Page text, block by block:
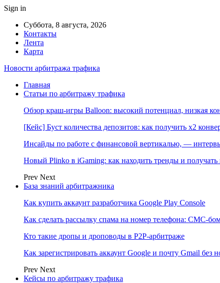
Sign in
Суббота, 8 августа, 2026
Контакты
Лента
Карта
Новости арбитража трафика
Главная
Статьи по арбитражу трафика
Обзор краш-игры Balloon: высокий потенциал, низкая
[Кейс] Буст количества депозитов: как получить х2
Инсайды по работе с финансовой вертикалью, —
Новый Plinko в iGaming: как находить тренды и
Prev Next
База знаний арбитражника
Как купить аккаунт разработчика Google Play Console
Как сделать рассылку спама на номер телефона: СМС-
Кто такие дропы и дроповоды в P2P-арбитраже
Как зарегистрировать аккаунт Google и почту Gmail без
Prev Next
Кейсы по арбитражу трафика